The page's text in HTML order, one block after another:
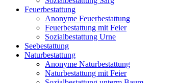
Feuerbestattung
Anonyme Feuerbestattung
Feuerbestattung mit Feier
Sozialbestattung Urne
Seebestattung
Naturbestattung
Anonyme Naturbestattung
Naturbestattung mit Feier